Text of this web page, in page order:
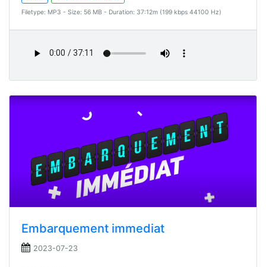
Filetype: MP3 - Size: 56 MB - Duration: 37:12m (199 kbps 44100 Hz)
Embarquement immediat
2023-07-23